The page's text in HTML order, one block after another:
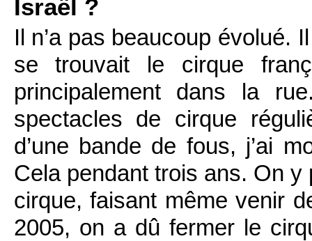
Israël ?
Il n’a pas beaucoup évolué.
se trouvait le cirque
principalement dans la
spectacles de cirque
d’une bande de fous, j’ai
Cela pendant trois ans. On
cirque, faisant même venir
2005, on a dû fermer le